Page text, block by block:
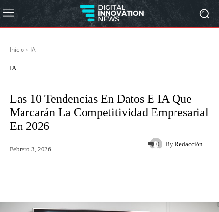
Inicio IA
IA
Las 10 Tendencias En Datos E IA Que
Marcarán La Competitividad Empresarial
En 2026
By Redacción
Febrero 3, 2026
0